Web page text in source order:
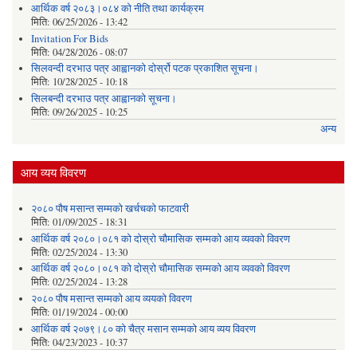
आर्थिक वर्ष २०८३।०८४ को नीति तथा कार्यक्रम
मिति: 06/25/2026 - 13:42
Invitation For Bids
मिति: 04/28/2026 - 08:07
सिलवन्दी दरभाउ पत्र आह्वानको दोर्स्रो पटक प्रकाशित सूचना।
मिति: 10/28/2025 - 10:18
सिलबन्दी दरभाउ पत्र आह्वानको सूचना।
मिति: 09/26/2025 - 10:25
अन्य
आय व्यय विवरण
२०८० पौष मसान्त सम्मको खर्चचको फाटवारी
मिति: 01/09/2025 - 18:31
आर्थिक वर्ष २०८०।०८१ को दोस्रो चौमासिक सम्मको आय व्यवको विवरण
मिति: 02/25/2024 - 13:30
आर्थिक वर्ष २०८०।०८१ को दोस्रो चौमासिक सम्मको आय व्यवको विवरण
मिति: 02/25/2024 - 13:28
२०८० पौष मसान्त सम्मको आय व्ययको विवरण
मिति: 01/19/2024 - 00:00
आर्थिक वर्ष २०७९।८० को चैत्र मसान सम्मको आय व्यय विवरण
मिति: 04/23/2023 - 10:37